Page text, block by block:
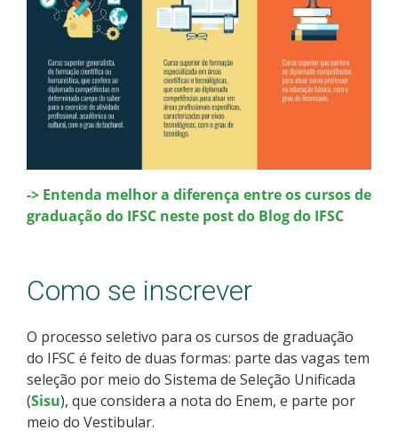
Estatísticas dos Processos Seletivos
Cadastro de interesse
-> Entenda melhor a diferença entre os cursos de
graduação do IFSC neste post do Blog do IFSC
Como se inscrever
O processo seletivo para os cursos de graduação
do IFSC é feito de duas formas: parte das vagas tem
seleção por meio do Sistema de Seleção Unificada
(Sisu), que considera a nota do Enem, e parte por
meio do Vestibular.